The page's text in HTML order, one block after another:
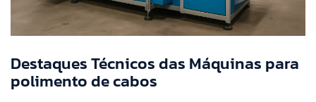
Destaques Técnicos das Máquinas para
polimento de cabos